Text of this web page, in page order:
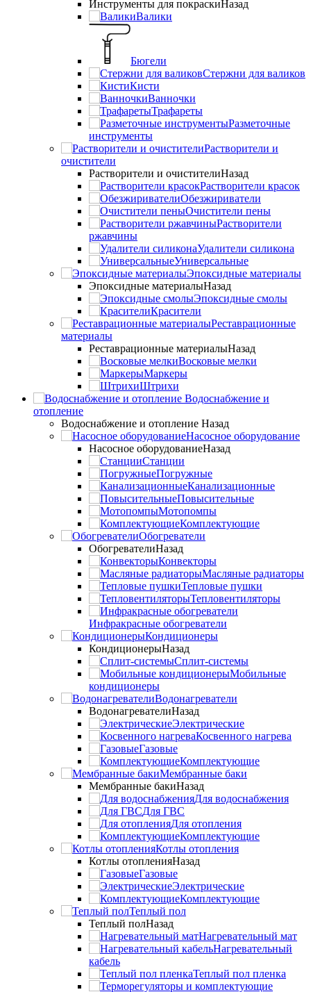
Инструменты для покраскиНазад
Валики
Бюгели
Стержни для валиков
Кисти
Ванночки
Трафареты
Разметочные
инструменты
Растворители и
очистители
Растворители и очистителиНазад
Растворители красок
Обезжириватели
Очистители пены
Растворители
ржавчины
Удалители силикона
Универсальные
Эпоксидные материалы
Эпоксидные материалыНазад
Эпоксидные смолы
Красители
Реставрационные
материалы
Реставрационные материалыНазад
Восковые мелки
Маркеры
Штрихи
Водоснабжение и
отопление
Водоснабжение и отопление Назад
Насосное оборудование
Насосное оборудованиеНазад
Станции
Погружные
Канализационные
Повысительные
Мотопомпы
Комплектующие
Обогреватели
ОбогревателиНазад
Конвекторы
Масляные радиаторы
Тепловые пушки
Тепловентиляторы
Инфракрасные обогреватели
Кондиционеры
КондиционерыНазад
Сплит-системы
Мобильные
кондиционеры
Водонагреватели
ВодонагревателиНазад
Электрические
Косвенного нагрева
Газовые
Комплектующие
Мембранные баки
Мембранные бакиНазад
Для водоснабжения
Для ГВС
Для отопления
Комплектующие
Котлы отопления
Котлы отопленияНазад
Газовые
Электрические
Комплектующие
Теплый пол
Теплый полНазад
Нагревательный мат
Нагревательный
кабель
Теплый пол пленка